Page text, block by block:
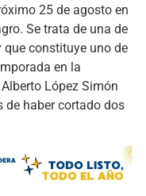
25 de agosto en
Se trata de una de
que constituye uno de
en la
López Simón
de haber cortado dos